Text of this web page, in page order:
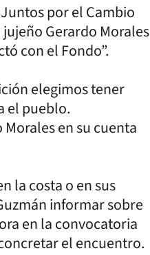
por el Cambio
Gerardo Morales
con el Fondo”.
elegimos tener
el pueblo.
en su cuenta
la costa o en sus
informar sobre
en la convocatoria
el encuentro.